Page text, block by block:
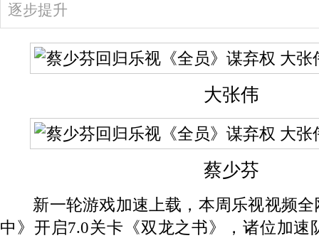
逐步提升
大张伟
蔡少芬
新一轮游戏加速上载，本周乐视视频全
中》开启7.0关卡《双龙之书》，诸位加速